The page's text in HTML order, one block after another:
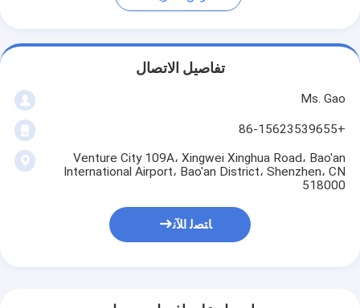
تفاصيل الاتصال
Ms. Gao
+86-15623539655
Venture City 109A، Xingwei Xinghua Road، Bao'an
International Airport، Bao'an District، Shenzhen، CN
518000
ﺎﺘﺼﻟ ﺍﻶﻧ